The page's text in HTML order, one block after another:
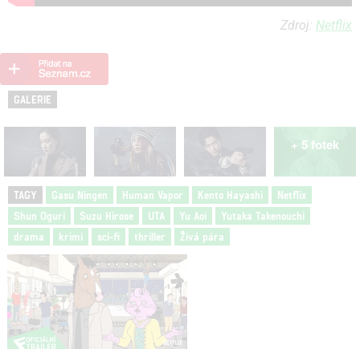
Zdroj: Netflix
GALERIE
+ 5 fotek
TAGY Gasu Ningen Human Vapor Kento Hayashi
Netflix
Shun Oguri
Suzu Hirose UTA Yu Aoi
Yutaka Takenouchi
drama
krimi sci-fi thriller Živá pára